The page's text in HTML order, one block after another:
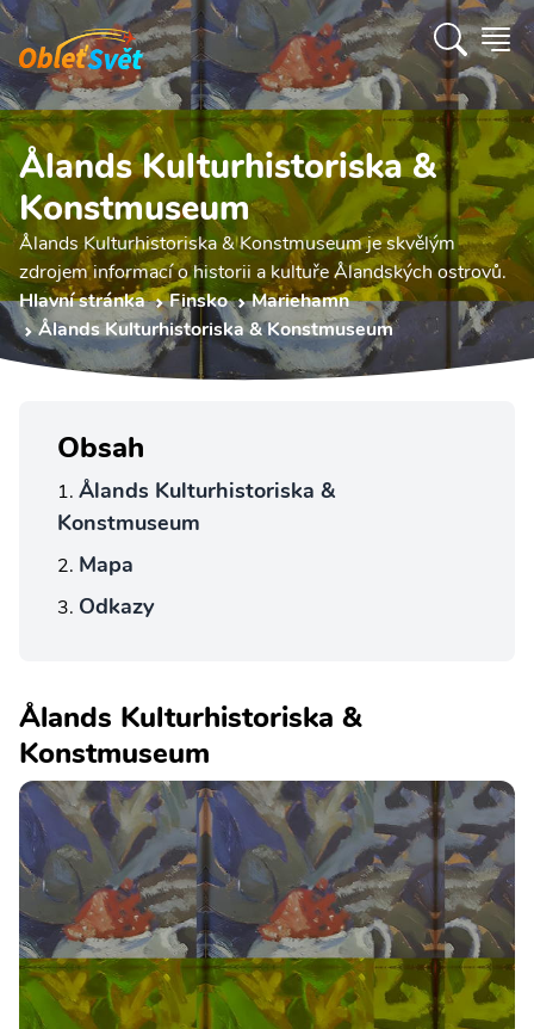
Ålands Kulturhistoriska &
Konstmuseum
Ålands Kulturhistoriska & Konstmuseum je skvělým
zdrojem informací o historii a kultuře Ålandských ostrovů.
Hlavní stránka
Finsko
Mariehamn
Ålands Kulturhistoriska & Konstmuseum
Obsah
Ålands Kulturhistoriska &
Konstmuseum
Mapa
Odkazy
Ålands Kulturhistoriska &
Konstmuseum